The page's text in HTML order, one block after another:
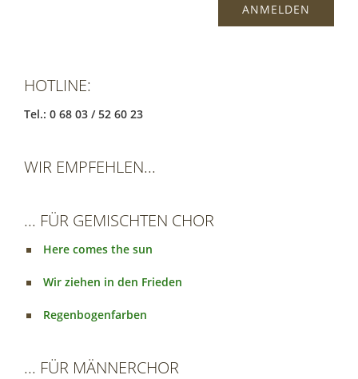
HOTLINE:
Tel.: 0 68 03 / 52 60 23
WIR EMPFEHLEN...
... FÜR GEMISCHTEN CHOR
Here comes the sun
Wir ziehen in den Frieden
Regenbogenfarben
... FÜR MÄNNERCHOR